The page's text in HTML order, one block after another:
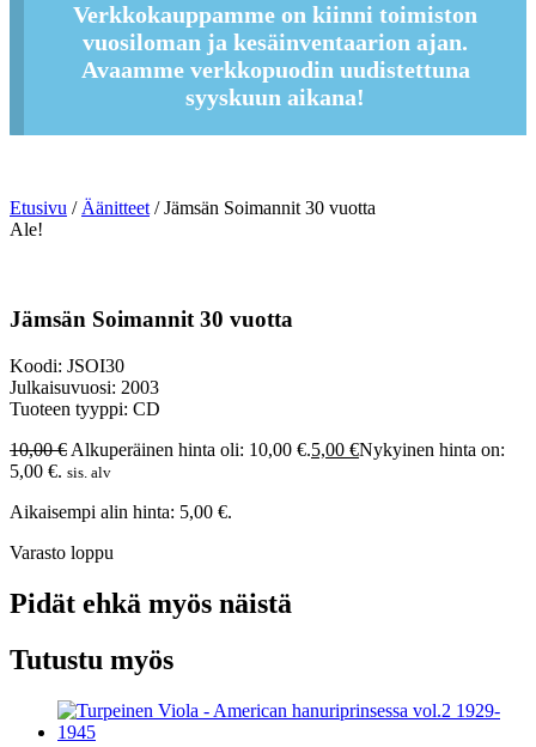
Verkkokauppamme on kiinni toimiston
vuosiloman ja kesäinventaarion ajan.
Avaamme verkkopuodin uudistettuna
syyskuun aikana!
Etusivu /Äänitteet/ Jämsän Soimannit 30 vuotta
Ale!
Jämsän Soimannit 30 vuotta
Koodi: JSOI30
Julkaisuvuosi: 2003
Tuoteen tyyppi: CD
10,00€ Alkuperäinen hinta oli: 10,00 €.5,00 €Nykyinen hinta on:
5,00 €. sis. alv
Aikaisempi alin hinta: 5,00 €.
Varasto loppu
Pidät ehkä myös näistä
Tutustu myös